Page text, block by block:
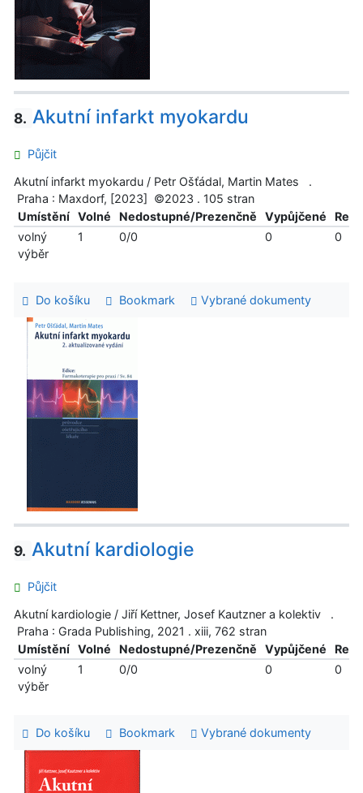
8. Akutní infarkt myokardu
Půjčit
Akutní infarkt myokardu / Petr Ošťádal, Martin Mates .
Praha : Maxdorf, [2023] ©2023 . 105 stran
Umístění
Volné Nedostupné/Prezenčně Vypůjčené
volný
výběr
1 0/0 0 0
Do košíku Bookmark Vybrané dokumenty
9. Akutní kardiologie
Půjčit
Akutní kardiologie / Jiří Kettner, Josef Kautzner a kolektiv .
Praha : Grada Publishing, 2021 . xiii, 762 stran
Umístění
Volné Nedostupné/Prezenčně Vypůjčené
volný
výběr
1 0/0 0 0
Do košíku Bookmark Vybrané dokumenty